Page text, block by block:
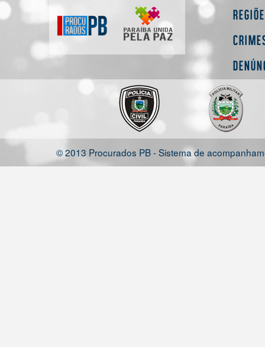
© 2013 Procurados PB - Sistema de